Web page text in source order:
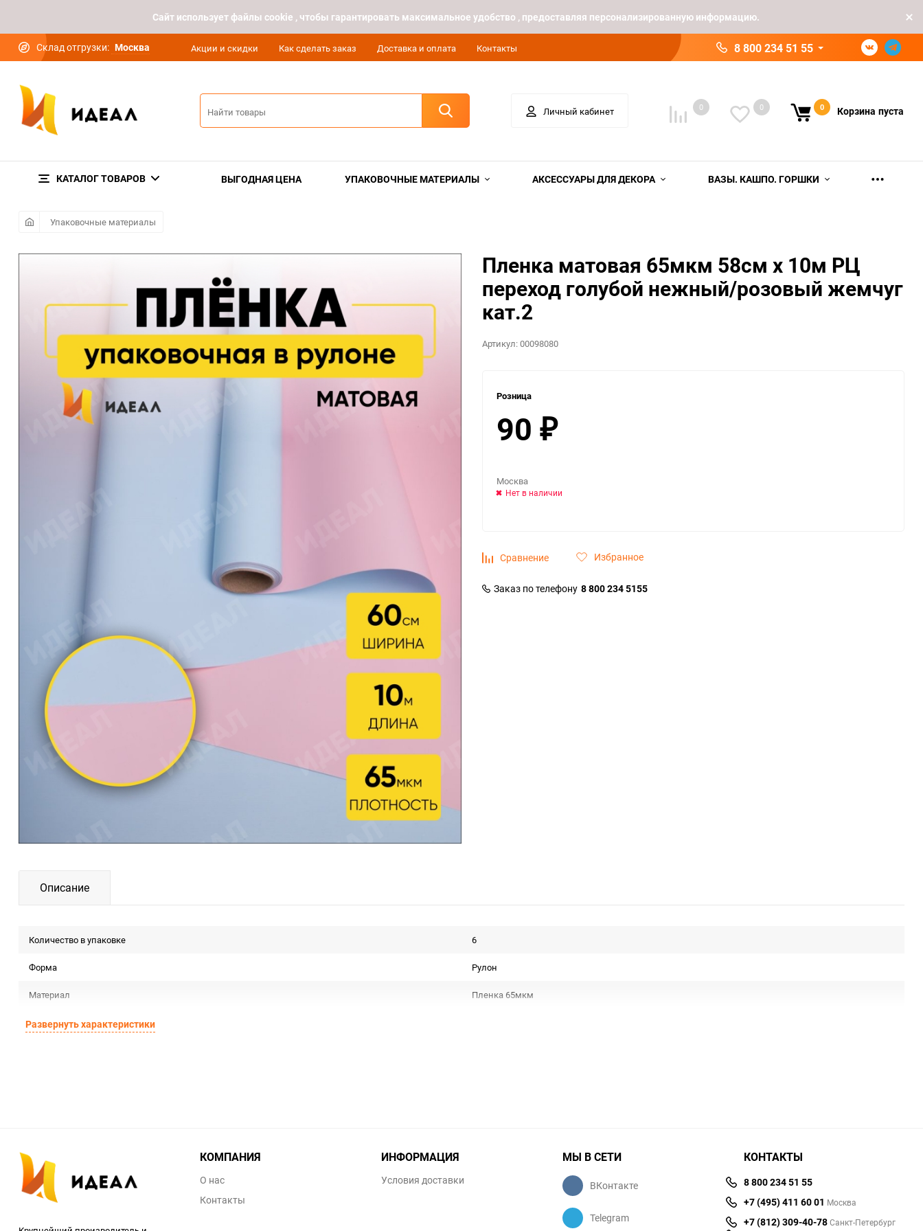
Cайт использует файлы cookie , чтобы гарантировать максимальное удобство , предоставляя персонализированную информацию.
Склад отгрузки: Москва Акции и скидки Как сделать заказ Доставка и оплата Контакты 8 800 234 51 55
Личный кабинет 0 0 0 Корзина пуста
КАТАЛОГ ТОВАРОВ ВЫГОДНАЯ ЦЕНА УПАКОВОЧНЫЕ МАТЕРИАЛЫ АКСЕССУАРЫ ДЛЯ ДЕКОРА ВАЗЫ. КАШПО. ГОРШКИ
Упаковочные материалы
Пленка матовая 65мкм 58см х 10м РЦ
переход голубой нежный/розовый жемчуг
кат.2
Артикул:00098080
Розница
90 ₽
Москва
Нет в наличии
Сравнение Избранное
Заказ по телефону 8 800 234 5155
Описание
Количество в упаковке 6
Форма Рулон
Материал Пленка 65мкм
Срок годности
Единица измерения
Развернуть характеристики
КОМПАНИЯ
О нас
Контакты
ИНФОРМАЦИЯ
Условия доставки
МЫ В СЕТИ
ВКонтакте
Telegram
КОНТАКТЫ
8 800 234 51 55
+7 (495) 411 60 01 Москва
+7 (812) 309-40-78Санкт-Петербург